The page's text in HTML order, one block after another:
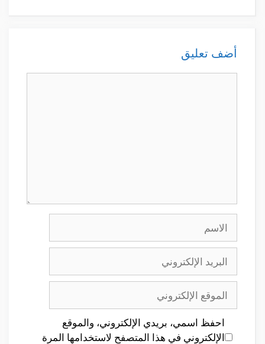
أضف تعليق
الإلكتروني
الإلكتروني
احفظ اسمي، بريدي الإلكتروني، والموقع
الإلكتروني في هذا المتصفح لاستخدامها المرة